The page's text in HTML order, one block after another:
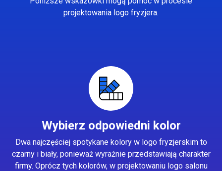
projektowania logo fryzjera.
Wybierz odpowiedni kolor
Dwa najczęściej spotykane kolory w logo fryzjerskim to
czarny i biały, ponieważ wyraźnie przedstawiają charakter
firmy. Oprócz tych kolorów, w projektowaniu logo salonu